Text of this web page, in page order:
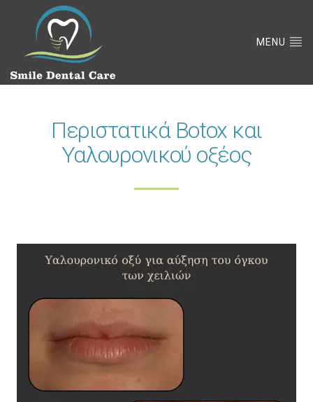
MENU
Περιστατικά Botox και
Υαλουρονικού οξέος